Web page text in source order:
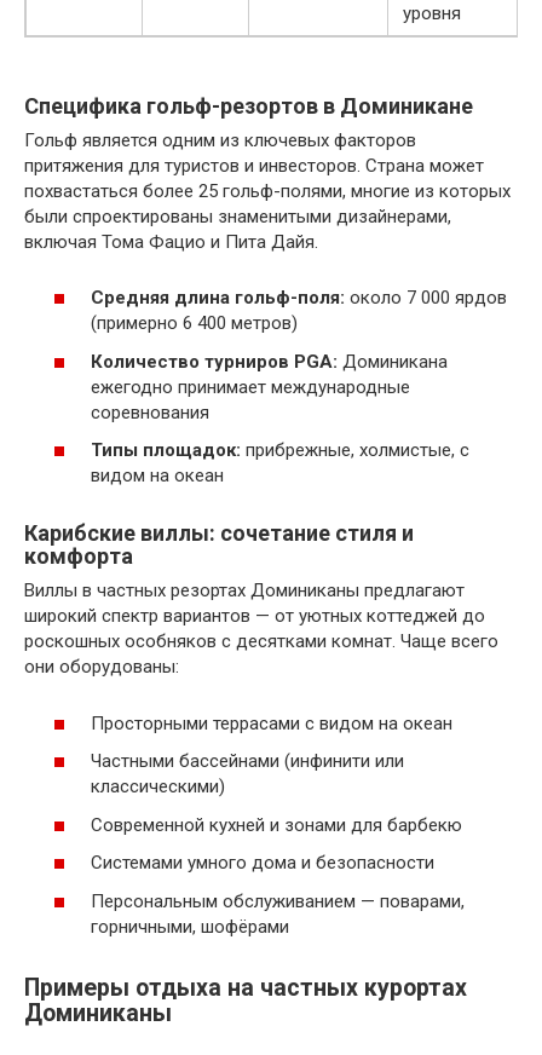
уровня
Специфика гольф-резортов в Доминикане
Гольф является одним из ключевых факторов
притяжения для туристов и инвесторов. Страна может
похвастаться более 25 гольф-полями, многие из которых
были спроектированы знаменитыми дизайнерами,
включая Тома Фацио и Пита Дайя.
Средняя длина гольф-поля: около 7 000 ярдов
(примерно 6 400 метров)
Количество турниров PGA: Доминикана
ежегодно принимает международные
соревнования
Типы площадок: прибрежные, холмистые, с
видом на океан
Карибские виллы: сочетание стиля и
комфорта
Виллы в частных резортах Доминиканы предлагают
широкий спектр вариантов — от уютных коттеджей до
роскошных особняков с десятками комнат. Чаще всего
они оборудованы:
Просторными террасами с видом на океан
Частными бассейнами (инфинити или
классическими)
Современной кухней и зонами для барбекю
Системами умного дома и безопасности
Персональным обслуживанием — поварами,
горничными, шофёрами
Примеры отдыха на частных курортах
Доминиканы